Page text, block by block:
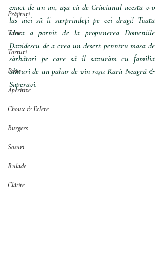
Prăjituri
Tarte
Torturi
Pasta
Aperitive
Choux & Eclere
Burgers
Sosuri
Rulade
Clătite
exact de un an, așa că de Crăciunul acesta v-o
las aici să îi surprindeți pe cei dragi! Toata
ideea a pornit de la propunerea Domeniile
Davidescu de a crea un desert penntru masa de
sărbători pe care să îl savurăm cu familia
alături de un pahar de vin roșu Rară Neagră &
Saperavi.